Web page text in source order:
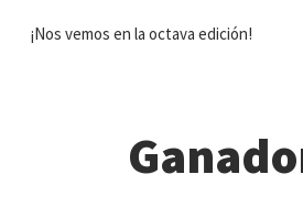
¡Nos vemos en la octava edición!